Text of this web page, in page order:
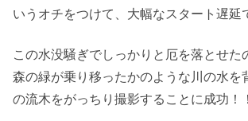
いうオチをつけて、大幅なスタート遅延
この水没騒ぎでしっかりと厄を落とせた
森の緑が乗り移ったかのような川の水を
の流木をがっちり撮影することに成功！！